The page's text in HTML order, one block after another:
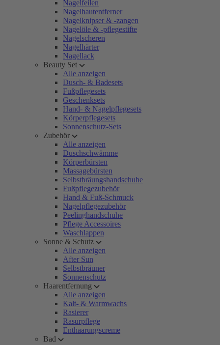
Nagelfeilen
Nagelhautentferner
Nagelknipser & -zangen
Nagelöle & -pflegestifte
Nagelscheren
Nagelhärter
Nagellack
Beauty Set
Alle anzeigen
Dusch- & Badesets
Fußpflegesets
Geschenksets
Hand- & Nagelpflegesets
Körperpflegesets
Sonnenschutz-Sets
Zubehör
Alle anzeigen
Duschschwämme
Körperbürsten
Massagebürsten
Selbstbräungshandschuhe
Fußpflegezubehör
Hand & Fuß-Schmuck
Nagelpflegezubehör
Peelinghandschuhe
Pflege Accessoires
Waschlappen
Sonne & Schutz
Alle anzeigen
After Sun
Selbstbräuner
Sonnenschutz
Haarentfernung
Alle anzeigen
Kalt- & Warmwachs
Rasierer
Rasurpflege
Enthaarungscreme
Bad